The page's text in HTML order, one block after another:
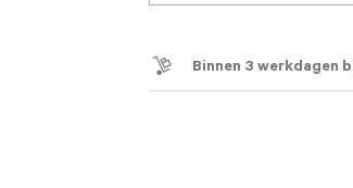
Binnen 3 werkdagen